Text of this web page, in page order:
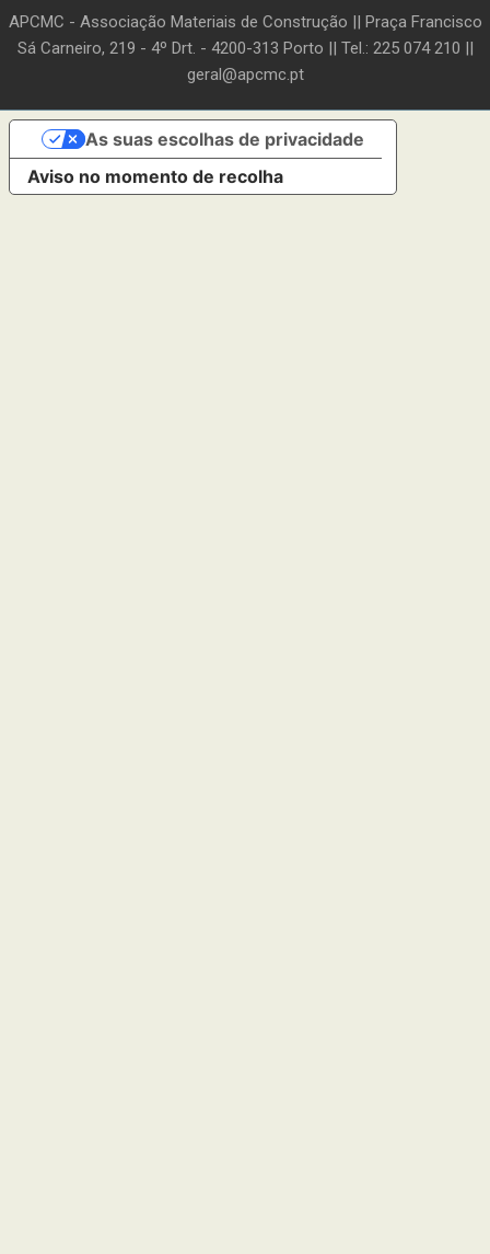
APCMC - Associação Materiais de Construção || Praça Francisco
Sá Carneiro, 219 - 4º Drt. - 4200-313 Porto || Tel.: 225 074 210 ||
geral@apcmc.pt
Aviso no momento de recolha
As suas escolhas de privacidade